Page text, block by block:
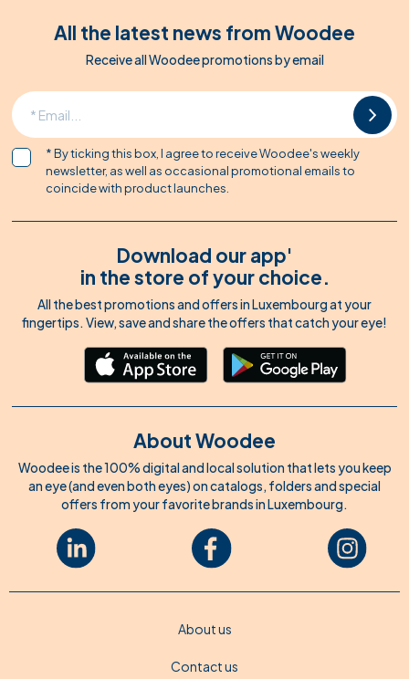
All the latest news from Woodee
Receive all Woodee promotions by email
* By ticking this box, I agree to receive Woodee's weekly
newsletter, as well as occasional promotional emails to
coincide with product launches.
Download our app'
in the store of your choice.
All the best promotions and offers in Luxembourg at your
fingertips. View, save and share the offers that catch your eye!
About Woodee
Woodee is the 100% digital and local solution that lets you keep
an eye (and even both eyes) on catalogs, folders and special
offers from your favorite brands in Luxembourg.
About us
Contact us